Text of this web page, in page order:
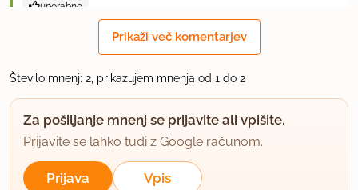
uporabno
Prikaži več komentarjev
Število mnenj: 2, prikazujem mnenja od 1 do 2
Za pošiljanje mnenj se prijavite ali vpišite.
Prijavite se lahko tudi z Google računom.
Prijava Vpis